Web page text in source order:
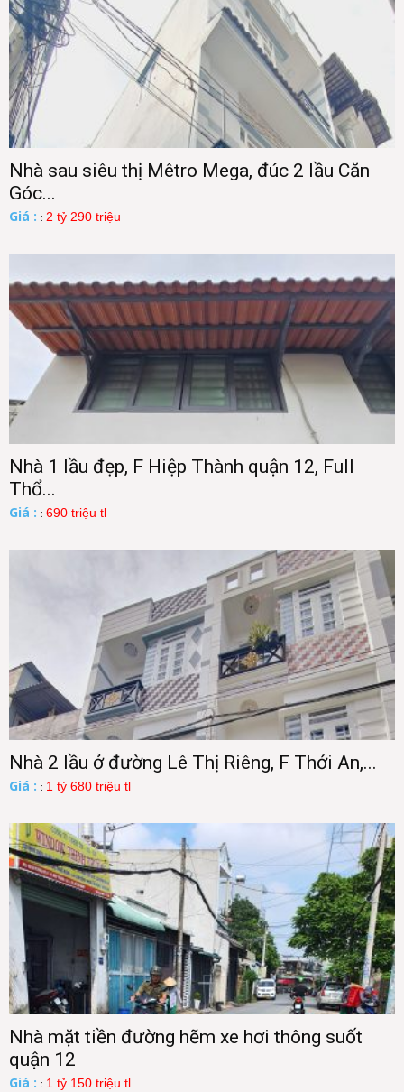
Nhà sau siêu thị Mêtro Mega, đúc 2 lầu Căn
Góc...
Giá : : 2 tỷ 290 triệu
Nhà 1 lầu đẹp, F Hiệp Thành quận 12, Full
Thổ...
Giá : : 690 triệu tl
Nhà 2 lầu ở đường Lê Thị Riêng, F Thới An,...
Giá : : 1 tỷ 680 triệu tl
Nhà mặt tiền đường hẽm xe hơi thông suốt
quận 12
Giá : : 1 tỷ 150 triệu tl